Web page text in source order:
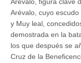
Arévalo, cuyo
y Muy leal,
demostrada en la
los que después se
Cruz de la